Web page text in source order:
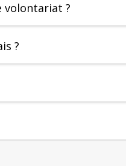
volontariat ?
?